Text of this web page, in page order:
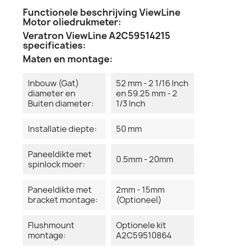
Functionele beschrijving ViewLine
Motor oliedrukmeter:
Veratron ViewLine A2C59514215
specificaties:
Maten en montage:
Inbouw (Gat)
diameter en
Buiten diameter:
52 mm - 2 1/16 Inch
en 59.25 mm - 2
1/3 Inch
Installatie diepte: 50 mm
Paneeldikte met
spinlock moer:
0.5mm - 20mm
Paneeldikte met
bracket montage:
2mm - 15mm
(Optioneel)
Flushmount
montage:
Optionele kit
A2C59510864